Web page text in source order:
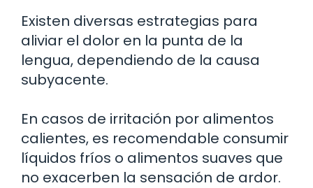
Existen diversas estrategias para
aliviar el dolor en la punta de la
lengua, dependiendo de la causa
subyacente.
En casos de irritación por alimentos
calientes, es recomendable consumir
líquidos fríos o alimentos suaves que
no exacerben la sensación de ardor.